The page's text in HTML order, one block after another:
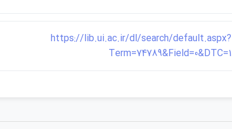
https://lib.ui.ac.ir/dl/search/default.aspx?
Term=74789&Field=0&DTC=1